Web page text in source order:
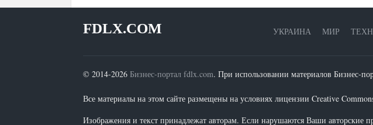
УКРАИНА МИР
FDLX.COM
© 2014-2026 Бизнес-портал fdlx.com. При использовании материалов Бизнес-
Все материалы на этом сайте размещены на условиях лицензии Creative
Изображения и текст принадлежат авторам. Если нарушаются Ваши авторские